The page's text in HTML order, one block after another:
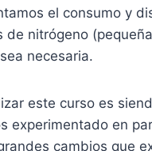
el consumo y
de nitrógeno
necesaria.
este curso es
experimentado en
cambios que